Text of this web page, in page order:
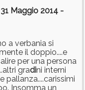
Maggio 2014 -
a verbania si
il doppio....e
per una persona
gradini interni
pallanza....carissimi
Insomma un